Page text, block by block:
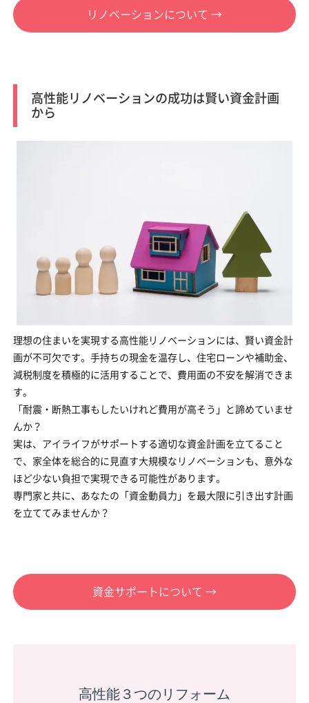
リノベーションについて →
高性能リノベーションの成功は賢い資金計画
から
理想の住まいを実現する高性能リノベーションには、賢い資金計
画が不可欠です。手持ちの現金を温存し、住宅ローンや補助金、
減税制度を積極的に活用することで、費用面の不安を解消できま
す。
「耐震・断熱工事もしたいけれど費用が高そう」と諦めていませ
んか？
実は、アイライフがサポートする適切な資金計画を立てること
で、家全体を総合的に見直す大規模なリノベーションも、意外な
ほど少ない負担で実現できる可能性があります。
専門家と共に、あなたの「資金動員力」を最大限に引き出す計画
を立ててみませんか？
資金サポートについて →
高性能３つのリフォーム